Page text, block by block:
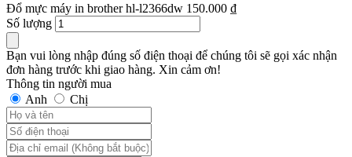
Đổ mực máy in brother hl-l2366dw 150.000 ₫
Số lượng
Bạn vui lòng nhập đúng số điện thoại để chúng tôi sẽ gọi xác nhận
đơn hàng trước khi giao hàng. Xin cảm ơn!
Thông tin người mua
Anh
Chị